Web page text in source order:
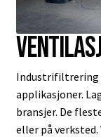
Industrifiltrering
applikasjoner.
bransjer. De
eller på